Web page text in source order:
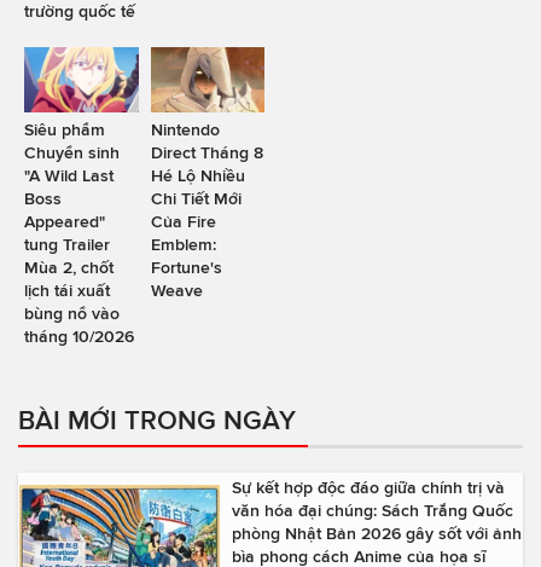
trường quốc tế
Siêu phẩm
Chuyển sinh
"A Wild Last
Boss
Appeared"
tung Trailer
Mùa 2, chốt
lịch tái xuất
bùng nổ vào
tháng 10/2026
Nintendo
Direct Tháng 8
Hé Lộ Nhiều
Chi Tiết Mới
Của Fire
Emblem:
Fortune's
Weave
BÀI MỚI TRONG NGÀY
Sự kết hợp độc đáo giữa chính trị và
văn hóa đại chúng: Sách Trắng Quốc
phòng Nhật Bản 2026 gây sốt với ảnh
bìa phong cách Anime của họa sĩ